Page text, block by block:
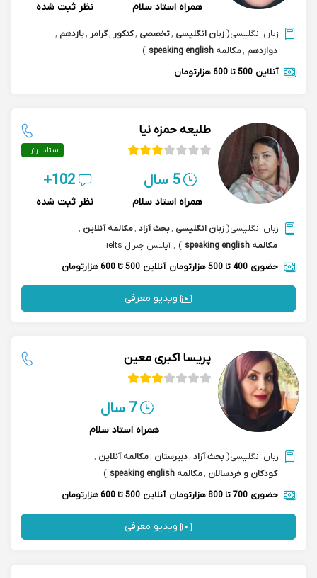
همراه استاد سلام نظر ثبت شده
زبان انگلیسی(زبان انگلیسی ,تخصصی ,کنکور ,گرامر ,یازدهم ,
دوازدهم ,مکالمه speaking english
)
آنلاین 500 تا 600 هزارتومان
طلیعه حمزه نیا
استاد برتر
5 سال
همراه استاد سلام
102+
نظر ثبت شده
زبان انگلیسی(زبان انگلیسی ,بحث آزاد ,مکالمه آنلاین ,
مکالمه speaking english
)
, آیلتس جنرال ielts
حضوری 400 تا 500 هزارتومان آنلاین 500 تا 600 هزارتومان
ویدیو معرفی
پریسا اکبری معین
7 سال
همراه استاد سلام
زبان انگلیسی(بحث آزاد ,دبیرستان ,مکالمه آنلاین ,
کودکان و خردسالان ,مکالمه speaking english
)
حضوری 700 تا 800 هزارتومان آنلاین 500 تا 600 هزارتومان
ویدیو معرفی